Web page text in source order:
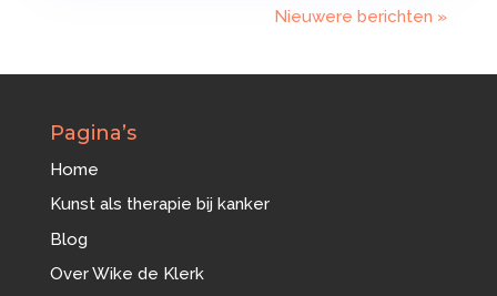
Nieuwere berichten »
Pagina’s
Home
Kunst als therapie bij kanker
Blog
Over Wike de Klerk